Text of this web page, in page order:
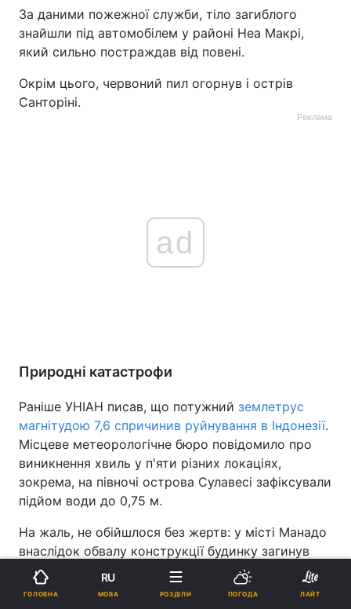
За даними пожежної служби, тіло загиблого
знайшли під автомобілем у районі Неа Макрі,
який сильно постраждав від повені.
Окрім цього, червоний пил огорнув і острів
Санторіні.
Реклама
ad
Природні катастрофи
Раніше УНІАН писав, що потужний землетрус
магнітудою 7,6 спричинив руйнування в Індонезії.
Місцеве метеорологічне бюро повідомило про
виникнення хвиль у п'яти різних локаціях,
зокрема, на півночі острова Сулавесі зафіксували
підйом води до 0,75 м.
На жаль, не обійшлося без жертв: у місті Манадо
внаслідок обвалу конструкції будинку загинув
місцевий житель.
Реклама
ГОЛОВНА
RU
МОВА РОЗДІЛИ ПОГОДА ЛАЙТ